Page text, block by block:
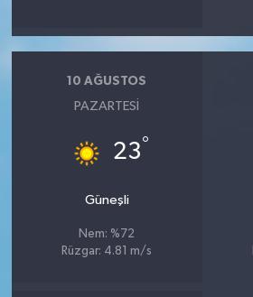
10 AĞUSTOS
PAZARTESI
23°
Güneşli
Nem: %72
Rüzgar: 4.81 m/s